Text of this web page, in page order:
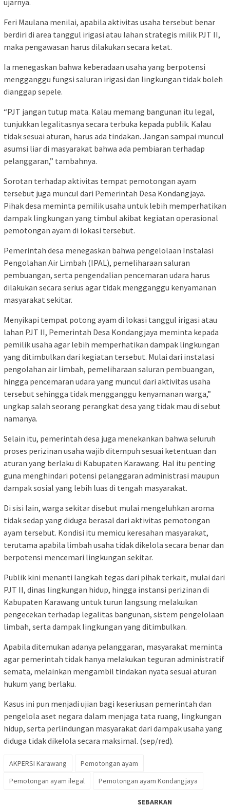
Feri Maulana menilai, apabila aktivitas usaha tersebut benar
berdiri di area tanggul irigasi atau lahan strategis milik PJT II,
maka pengawasan harus dilakukan secara ketat.
Ia menegaskan bahwa keberadaan usaha yang berpotensi
mengganggu fungsi saluran irigasi dan lingkungan tidak boleh
dianggap sepele.
“PJT jangan tutup mata. Kalau memang bangunan itu legal,
tunjukkan legalitasnya secara terbuka kepada publik. Kalau
tidak sesuai aturan, harus ada tindakan. Jangan sampai muncul
asumsi liar di masyarakat bahwa ada pembiaran terhadap
pelanggaran,” tambahnya.
Sorotan terhadap aktivitas tempat pemotongan ayam
tersebut juga muncul dari Pemerintah Desa Kondangjaya.
Pihak desa meminta pemilik usaha untuk lebih memperhatikan
dampak lingkungan yang timbul akibat kegiatan operasional
pemotongan ayam di lokasi tersebut.
Pemerintah desa menegaskan bahwa pengelolaan Instalasi
Pengolahan Air Limbah (IPAL), pemeliharaan saluran
pembuangan, serta pengendalian pencemaran udara harus
dilakukan secara serius agar tidak mengganggu kenyamanan
masyarakat sekitar.
Menyikapi tempat potong ayam di lokasi tanggul irigasi atau
lahan PJT II, Pemerintah Desa Kondangjaya meminta kepada
pemilik usaha agar lebih memperhatikan dampak lingkungan
yang ditimbulkan dari kegiatan tersebut. Mulai dari instalasi
pengolahan air limbah, pemeliharaan saluran pembuangan,
hingga pencemaran udara yang muncul dari aktivitas usaha
tersebut sehingga tidak mengganggu kenyamanan warga,”
ungkap salah seorang perangkat desa yang tidak mau di sebut
namanya.
Selain itu, pemerintah desa juga menekankan bahwa seluruh
proses perizinan usaha wajib ditempuh sesuai ketentuan dan
aturan yang berlaku di Kabupaten Karawang. Hal itu penting
guna menghindari potensi pelanggaran administrasi maupun
dampak sosial yang lebih luas di tengah masyarakat.
Di sisi lain, warga sekitar disebut mulai mengeluhkan aroma
tidak sedap yang diduga berasal dari aktivitas pemotongan
ayam tersebut. Kondisi itu memicu keresahan masyarakat,
terutama apabila limbah usaha tidak dikelola secara benar dan
berpotensi mencemari lingkungan sekitar.
Publik kini menanti langkah tegas dari pihak terkait, mulai dari
PJT II, dinas lingkungan hidup, hingga instansi perizinan di
Kabupaten Karawang untuk turun langsung melakukan
pengecekan terhadap legalitas bangunan, sistem pengelolaan
limbah, serta dampak lingkungan yang ditimbulkan.
Apabila ditemukan adanya pelanggaran, masyarakat meminta
agar pemerintah tidak hanya melakukan teguran administratif
semata, melainkan mengambil tindakan nyata sesuai aturan
hukum yang berlaku.
Kasus ini pun menjadi ujian bagi keseriusan pemerintah dan
pengelola aset negara dalam menjaga tata ruang, lingkungan
hidup, serta perlindungan masyarakat dari dampak usaha yang
diduga tidak dikelola secara maksimal. (sep/red).
AKPERSI Karawang
Pemotongan ayam
Pemotongan ayam ilegal
Pemotongan ayam Kondangjaya
SEBARKAN